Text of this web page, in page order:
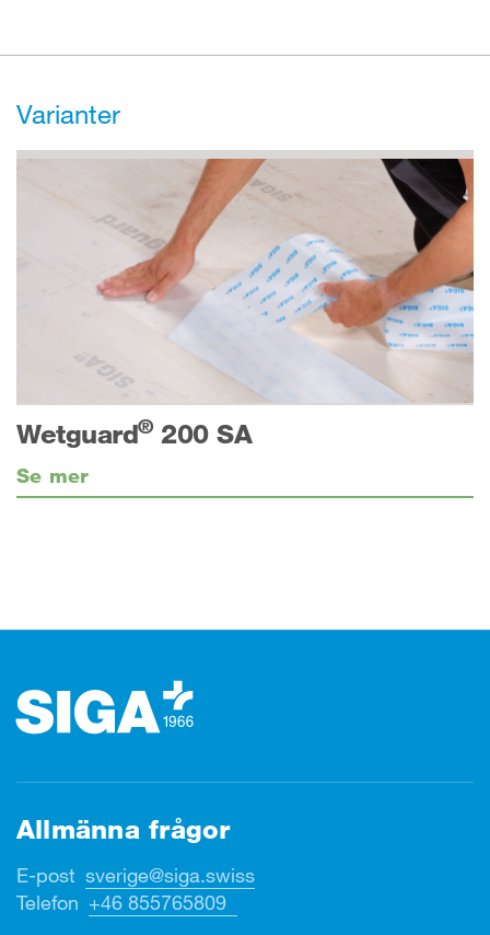
Varianter
Wetguard®200 SA
Se mer
Allmänna frågor
E-post sverige@siga.swiss
Telefon +46 855765809